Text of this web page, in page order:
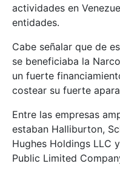
actividades en
entidades.
Cabe señalar que de
se beneficiaba la
un fuerte
costear su fuerte
Entre las empresas
estaban Halliburton,
Hughes Holdings LLC
Public Limited